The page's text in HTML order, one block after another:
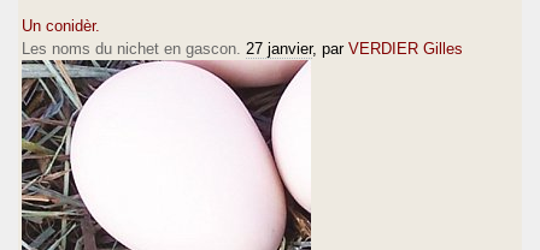
Un conidèr.
Les noms du nichet en gascon. 27 janvier, par VERDIER Gilles